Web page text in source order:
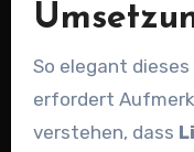
So elegant
erfordert
verstehen, dass